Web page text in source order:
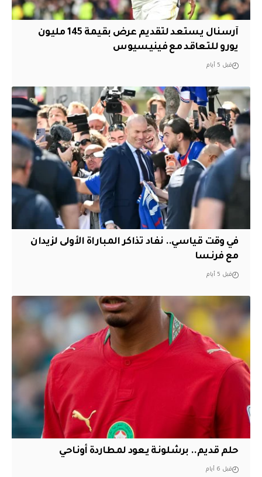
آرسنال يستعد لتقديم عرض بقيمة 145 مليون
يورو للتعاقد مع فينيسيوس
قبل 5 أيام
في وقت قياسي.. نفاد تذاكر المباراة الأولى لزيدان
مع فرنسا
قبل 5 أيام
حلم قديم.. برشلونة يعود لمطاردة أوناحي
قبل 6 أيام